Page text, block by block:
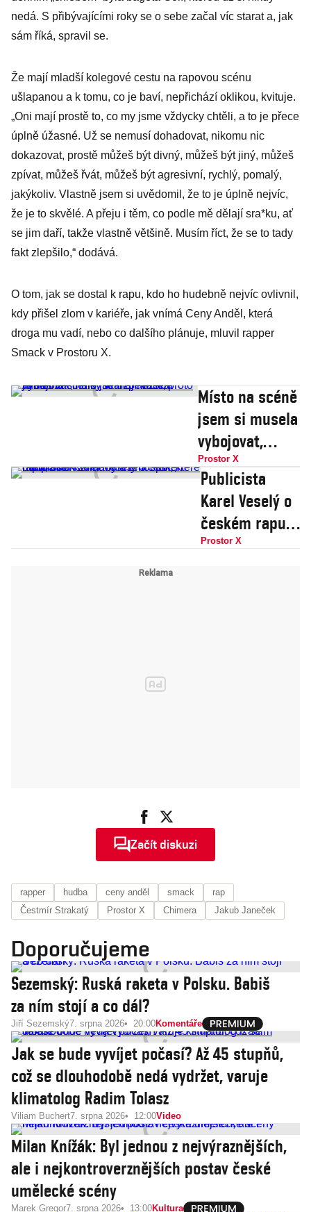
nedá. S přibývajícími roky se o sebe začal víc starat a, jak
sám říká, spravil se.
Že mají mladší kolegové cestu na rapovou scénu
ušlapanou a k tomu, co je baví, nepřichází oklikou, kvituje.
„Oni mají prostě to, co my jsme vždycky chtěli, a to je přece
úplně úžasné. Už se nemusí dohadovat, nikomu nic
dokazovat, prostě můžeš být divný, můžeš být jiný, můžeš
zpívat, můžeš řvát, můžeš být agresivní, rychlý, pomalý,
jakýkoliv. Vlastně jsem si uvědomil, že to je úplně nejvíc,
že je to skvělé. A přeju i těm, co podle mě dělají sra*ku, ať
se jim daří, takže vlastně většině. Musím říct, že se to tady
fakt zlepšilo,“ dodává.
O tom, jak se dostal k rapu, kdo ho hudebně nejvíc ovlivnil,
kdy přišel zlom v kariéře, jak vnímá Ceny Anděl, která
droga mu vadí, nebo co dalšího plánuje, mluvil rapper
Smack v Prostoru X.
Místo na scéně
jsem si musela
vybojovat,
holky to mají
těžší, proto je
nás tak málo,
říká zpěvačka
Annet X
Prostor X
Publicista
Karel Veselý o
českém rapu,
síle
Prostor X
Začít diskuzi
rapper hudba ceny anděl smack
rap
Čestmír Strakatý
Prostor X Chimera Jakub Janeček
Doporučujeme
Sezemský: Ruská raketa v Polsku. Babiš
za ním stojí a co dál?
Jiří Sezemský7. srpna 2026 20:00Komentáře
Jak se bude vyvíjet počasí? Až 45 stupňů,
což se dlouhodobě nedá vydržet, varuje
klimatolog Radim Tolasz
Viliam Buchert7. srpna 2026 12:00Video
Milan Knížák: Byl jednou z nejvýraznějších,
ale i nejkontroverznějších postav české
umělecké scény
Marek Gregor7. srpna 2026 13:00Kultura